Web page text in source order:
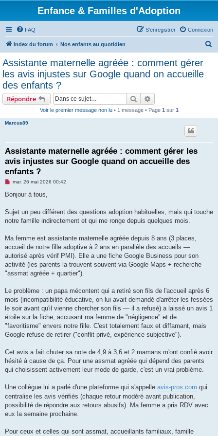
Enfance & Familles d'Adoption
FAQ Connexion
S’enregistrer
Index du forum Nos enfants au quotidien
Assistante maternelle agréée : comment gérer
les avis injustes sur Google quand on accueille
des enfants ?
Répondre Rechercher
Voir le premier message non lu• 1 message • Page 1 sur 1
Marcus89
Assistante maternelle agréée : comment gérer les
avis injustes sur Google quand on accueille des
enfants ?
M
s
g
e
n
l
u
mar. 26 mai 2026 00:42
Bonjour à tous,
Sujet un peu différent des questions adoption habituelles, mais qui touche
notre famille indirectement et qui me ronge depuis quelques mois.
Ma femme est assistante maternelle agréée depuis 8 ans (3 places,
accueil de notre fille adoptive à 2 ans en parallèle des accueils —
autorisé après vérif PMI). Elle a une fiche Google Business pour son
activité (les parents la trouvent souvent via Google Maps + recherche
"assmat agréée + quartier").
Le problème : un papa mécontent qui a retiré son fils de l'accueil après 6
mois (incompatibilité éducative, on lui avait demandé d'arrêter les fessées
le soir avant qu'il vienne chercher son fils — il a refusé) a laissé un avis 1
étoile sur la fiche, accusant ma femme de "négligence" et de
"favoritisme" envers notre fille. C'est totalement faux et diffamant, mais
Google refuse de retirer ("conflit privé, expérience subjective").
Cet avis a fait chuter sa note de 4,9 à 3,6 et 2 mamans m'ont confié avoir
hésité à cause de ça. Pour une assmat agréée qui dépend des parents
qui choisissent activement leur mode de garde, c'est un vrai problème.
Une collègue lui a parlé d'une plateforme qui s'appelle avis-pros.com qui
centralise les avis vérifiés (chaque retour modéré avant publication,
possibilité de répondre aux retours abusifs). Ma femme a pris RDV avec
eux la semaine prochaine.
Pour ceux et celles qui sont assmat, accueillants familiaux, famille